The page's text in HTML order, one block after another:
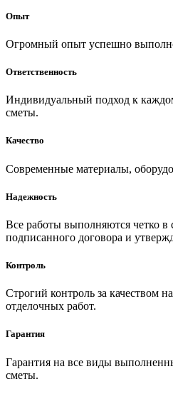
Опыт
Огромный опыт успешно
Ответственность
Индивидуальный подход к
сметы.
Качество
Современные материалы,
Надежность
Все работы выполняются четко в
подписанного договора и
Контроль
Строгий контроль за качеством
отделочных работ.
Гарантия
Гарантия на все виды
сметы.